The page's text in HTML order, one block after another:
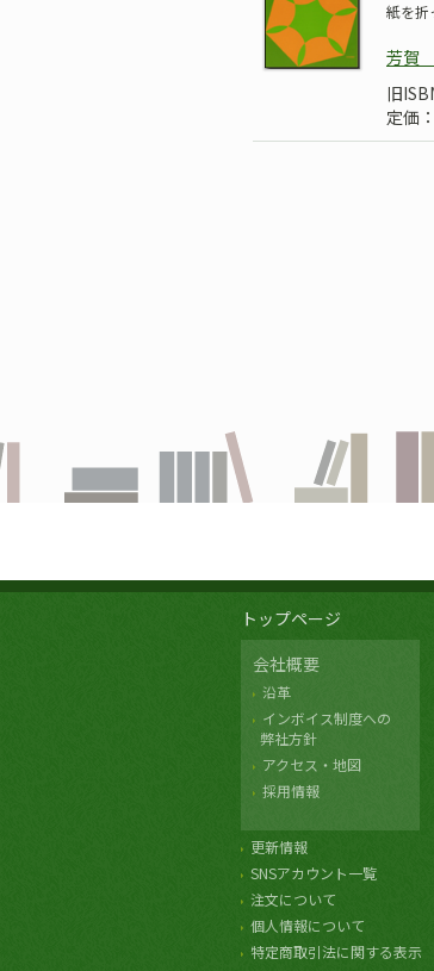
紙を折
芳賀
旧
定価
トップページ
会社概要
沿革
インボイス制度への
弊社方針
アクセス・地図
採用情報
更新情報
SNSアカウント一覧
注文について
個人情報について
特定商取引法に関する表示